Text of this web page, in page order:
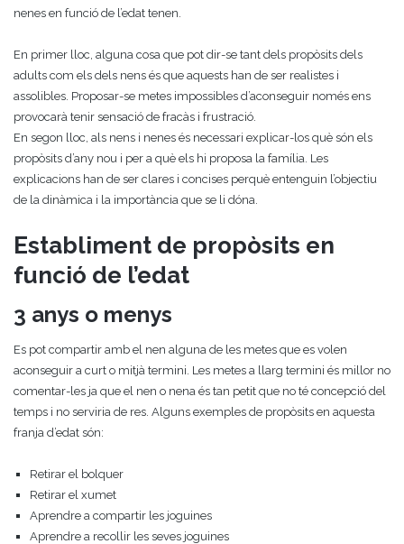
nenes en funció de l’edat tenen.
En primer lloc, alguna cosa que pot dir-se tant dels propòsits dels
adults com els dels nens és que aquests han de ser realistes i
assolibles. Proposar-se metes impossibles d’aconseguir només ens
provocarà tenir sensació de fracàs i frustració.
En segon lloc, als nens i nenes és necessari explicar-los què són els
propòsits d’any nou i per a què els hi proposa la família. Les
explicacions han de ser clares i concises perquè entenguin l’objectiu
de la dinàmica i la importància que se li dóna.
Establiment de propòsits en
funció de l’edat
3 anys o menys
Es pot compartir amb el nen alguna de les metes que es volen
aconseguir a curt o mitjà termini. Les metes a llarg termini és millor no
comentar-les ja que el nen o nena és tan petit que no té concepció del
temps i no serviria de res. Alguns exemples de propòsits en aquesta
franja d’edat són:
Retirar el bolquer
Retirar el xumet
Aprendre a compartir les joguines
Aprendre a recollir les seves joguines